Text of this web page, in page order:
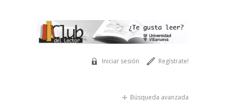
Regístrate!
Iniciar sesión
Búsqueda avanzada